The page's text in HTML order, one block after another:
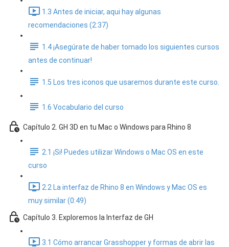
1.3 Antes de iniciar, aqui hay algunas
recomendaciones (2:37)
1.4 ¡Asegúrate de haber tomado los siguientes cursos
antes de continuar!
1.5 Los tres iconos que usaremos durante este curso.
1.6 Vocabulario del curso
Capítulo 2. GH 3D en tu Mac o Windows para Rhino 8
2.1 ¡Si! Puedes utilizar Windows o Mac OS en este
curso
2.2 La interfaz de Rhino 8 en Windows y Mac OS es
muy similar (0:49)
Capítulo 3. Exploremos la Interfaz de GH
3.1 Cómo arrancar Grasshopper y formas de abrir las